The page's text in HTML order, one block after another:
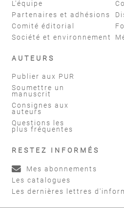
L'équipe
Partenaires et adhésions
Comité éditorial
Société et environnement
AUTEURS
Publier aux PUR
Soumettre un
manuscrit
Consignes aux
auteurs
Questions les
plus fréquentes
RESTEZ INFORMÉS
Mes abonnements
Les catalogues
Les dernières lettres